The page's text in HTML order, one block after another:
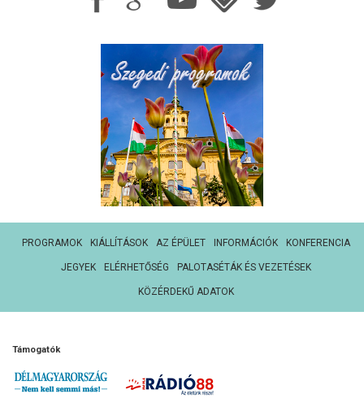
PROGRAMOK KIÁLLÍTÁSOK AZ ÉPÜLET INFORMÁCIÓK KONFERENCIA
JEGYEK ELÉRHETŐSÉG PALOTASÉTÁK ÉS VEZETÉSEK
KÖZÉRDEKŰ ADATOK
Támogatók